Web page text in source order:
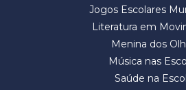
Jogos Escolares
Literatura em
Menina dos
Música nas
Saúde na